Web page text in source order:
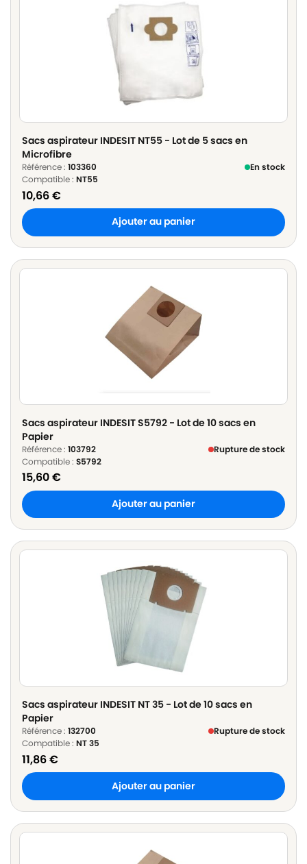
Sacs aspirateur INDESIT NT55 - Lot de 5 sacs en
Microfibre
Référence : 103360
En stock
Compatible : NT55
10,66€
Ajouter au panier
Sacs aspirateur INDESIT S5792 - Lot de 10 sacs en
Papier
Référence : 103792
Rupture de stock
Compatible : S5792
15,60€
Ajouter au panier
Sacs aspirateur INDESIT NT 35 - Lot de 10 sacs en
Papier
Référence : 132700
Rupture de stock
Compatible : NT 35
11,86€
Ajouter au panier